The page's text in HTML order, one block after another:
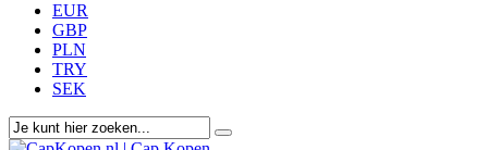
EUR
GBP
PLN
TRY
SEK